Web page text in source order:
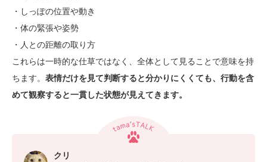
・しっぽの位置や動き
・体の緊張や姿勢
・人との距離の取り方
これらは一時的な仕草ではなく、全体として見ることで意味を持
ちます。 表情だけを見て判断すると分かりにくくても、行動を含
めて観察すると一貫した状態が見えてきます。
クリ